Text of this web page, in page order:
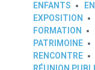
ENFANTS
EXPOSITION
FORMATION
PATRIMOINE
RENCONTRE